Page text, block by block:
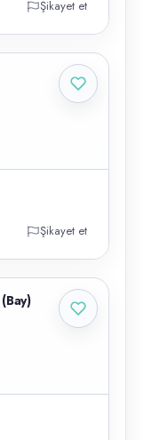
Şikayet et
Şikayet et